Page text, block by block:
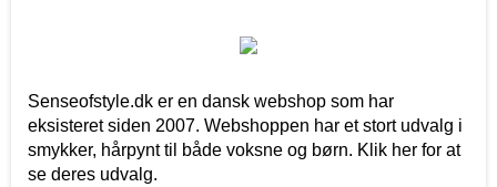
Senseofstyle.dk er en dansk webshop som har
eksisteret siden 2007. Webshoppen har et stort udvalg i
smykker, hårpynt til både voksne og børn. Klik her for at
se deres udvalg.